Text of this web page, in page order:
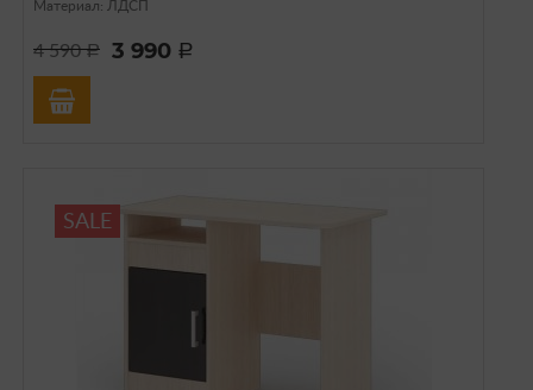
Материал: ЛДСП
4 590a 3 990 a
SALE